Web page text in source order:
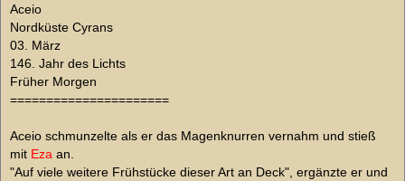
r
a
g
Aceio
Nordküste Cyrans
03. März
146. Jahr des Lichts
Früher Morgen
======================
Aceio schmunzelte als er das Magenknurren vernahm und stieß
mit Eza an.
"Auf viele weitere Frühstücke dieser Art an Deck", ergänzte er und